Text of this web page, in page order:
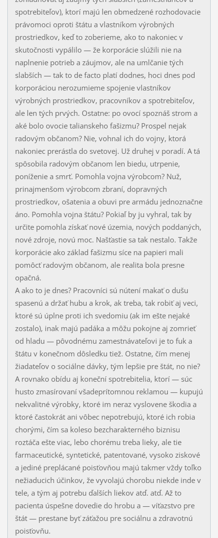
spotrebiteľov), ktorí majú len obmedzené rozhodovacie
prá­vo­moci oproti štátu a vlastníkom výrobných
prostriedkov, keď to zoberieme, ako to na­ko­niec v
skutočnosti vypálilo — že korporácie slúžili nie na
naplnenie potrieb a záuj­mov, ale na umlčanie tých
slabších — tak to de facto platí dodnes, hoci dnes pod
korpo­ráciou nerozumieme spojenie vlastníkov
výrobných prostriedkov, pracovníkov a spotre­biteľov,
ale len tých prvých. Ostatne: po ovocí spoznáš strom a
aké bolo ovocie talian­skeho fa­šiz­mu? Prospel nejak
radovým občanom? Nie, vohnal ich do vojny, ktorá
nako­niec pre­rást­la do svetovej. Už druhej v poradí. A tá
spôsobila radovým občanom len bie­du, utr­penie,
poníženie a smrť. Pomohla vojna výrobcom? Nuž,
prinajmenšom výrob­com zbra­ní, dopravných
prostriedkov, ošatenia a obuvi pre armádu jednoznačne
áno. Pomohla voj­na štátu? Pokiaľ by ju vyhral, tak by
určite pomohla získať nové územia, nových pod­da­ných,
nové zdroje, novú moc. Našťastie sa tak nestalo. Takže
korporácie ako základ fa­šizmu síce na papieri mali
pomôcť radovým občanom, ale realita bola presne
opačná.
A ako to je dnes? Pracovníci sú nútení makať o dušu
spasenú a držať hubu a krok, ak tre­ba, tak robiť aj veci,
ktoré sú úplne proti ich svedomiu (ak im ešte nejaké
zostalo), inak majú padáka a môžu pokojne aj zomrieť
od hladu — pôvodnému zamestnávateľovi je to fuk a
štátu v konečnom dôsledku tiež. Ostatne, čím menej
žiadateľov o sociálne dáv­ky, tým lepšie pre štát, no nie?
A rovnako obídu aj koneční spotrebitelia, ktorí — súc
husto zmasírovaní všadeprítomnou reklamou — kupujú
nekvalitné výrobky, ktoré im ne­raz vyslovene škodia a
ktoré častokrát ani vôbec nepotrebujú, ktoré ich robia
chorý­mi, čím sa koleso bezcharakterného biznisu
roztáča ešte viac, lebo chorému treba lieky, ale tie
farmaceutické, syntetické, patentované, vysoko ziskové
a jediné preplácané pois­ťov­ňou majú takmer vždy toľko
nežiaducich účinkov, že vyvolajú chorobu niekde inde v
te­le, a tým aj potrebu ďalších liekov atď. atď. Až to
pacienta úspešne dovedie do hro­bu a — víťazstvo pre
štát — prestane byť záťažou pre sociálnu a zdravotnú
poisťovňu.